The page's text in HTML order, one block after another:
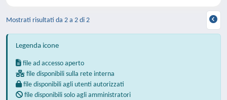
Mostrati risultati da 2 a 2 di 2
Legenda icone
file ad accesso aperto
file disponibili sulla rete interna
file disponibili agli utenti autorizzati
file disponibili solo agli amministratori